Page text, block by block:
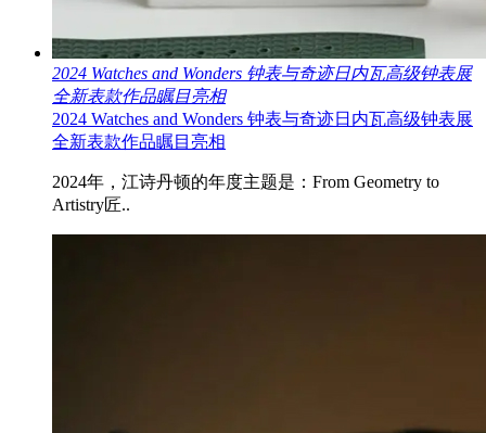
2024 Watches and Wonders 钟表与奇迹日内瓦高级钟表展
全新表款作品瞩目亮相
2024 Watches and Wonders 钟表与奇迹日内瓦高级钟表展
全新表款作品瞩目亮相
2024年，江诗丹顿的年度主题是：From Geometry to
Artistry匠..